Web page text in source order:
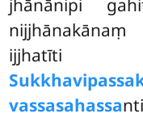
jhānānipi
vassasahassa